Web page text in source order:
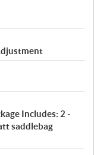
Includes: 2 -
saddlebag